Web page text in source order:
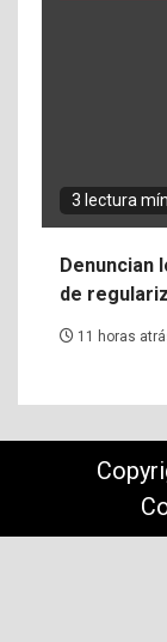
3 lectura
Denuncian
de
11 horas